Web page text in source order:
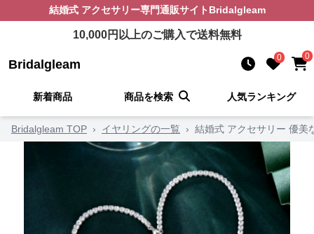
結婚式 アクセサリー専門通販サイト Bridalgleam
10,000円以上のご購入で送料無料
Bridalgleam 0 0
新着商品 商品を検索 人気ランキング
Bridalgleam TOP › イヤリングの一覧 › 結婚式 アクセサリー 優美